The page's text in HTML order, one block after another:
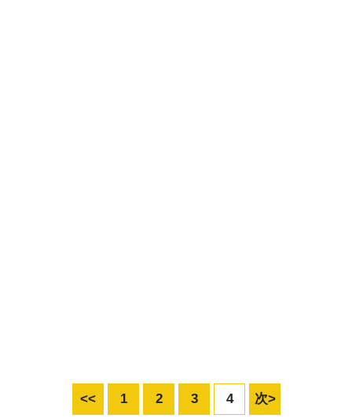
<< 1 2 3 4 次>